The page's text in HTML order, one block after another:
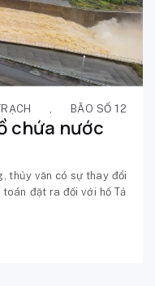
, BÃO SỐ 12
chứa nước
thủy văn có sự thay đổi
đặt ra đối với hồ Tả